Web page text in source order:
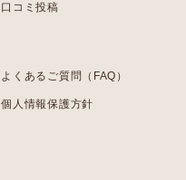
口コミ投稿
よくあるご質問（FAQ）
個人情報保護方針